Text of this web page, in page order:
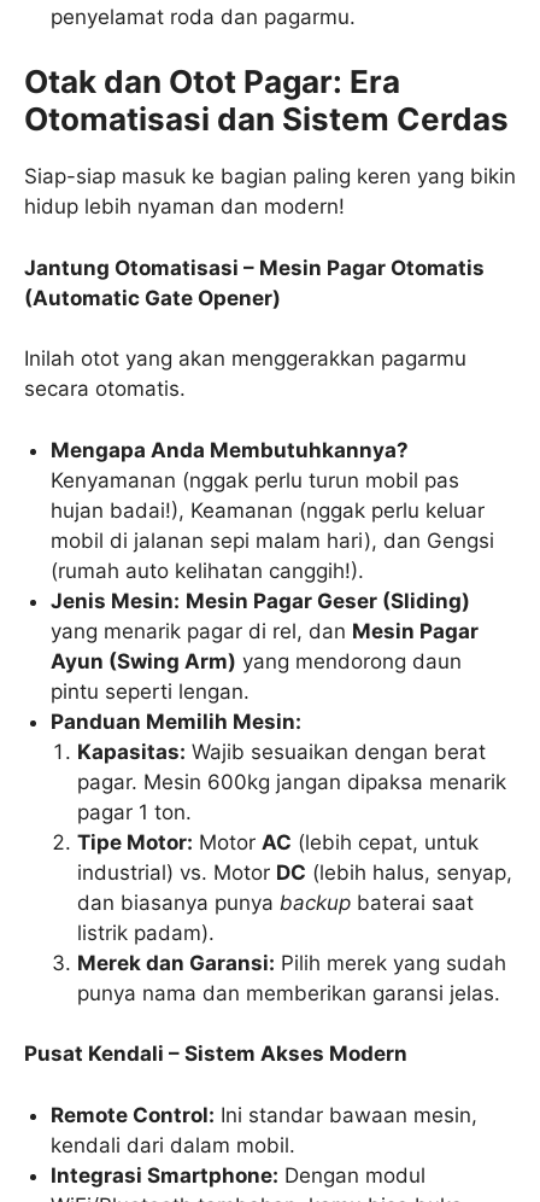
penyelamat roda dan pagarmu.
Otak dan Otot Pagar: Era
Otomatisasi dan Sistem Cerdas
Siap-siap masuk ke bagian paling keren yang bikin
hidup lebih nyaman dan modern!
Jantung Otomatisasi – Mesin Pagar Otomatis
(Automatic Gate Opener)
Inilah otot yang akan menggerakkan pagarmu
secara otomatis.
Mengapa Anda Membutuhkannya?
Kenyamanan (nggak perlu turun mobil pas
hujan badai!), Keamanan (nggak perlu keluar
mobil di jalanan sepi malam hari), dan Gengsi
(rumah auto kelihatan canggih!).
Jenis Mesin: Mesin Pagar Geser (Sliding)
yang menarik pagar di rel, dan Mesin Pagar
Ayun (Swing Arm) yang mendorong daun
pintu seperti lengan.
Panduan Memilih Mesin:
Kapasitas: Wajib sesuaikan dengan berat
pagar. Mesin 600kg jangan dipaksa menarik
pagar 1 ton.
Tipe Motor: Motor AC (lebih cepat, untuk
industrial) vs. Motor DC (lebih halus, senyap,
dan biasanya punya backup baterai saat
listrik padam).
Merek dan Garansi: Pilih merek yang sudah
punya nama dan memberikan garansi jelas.
Pusat Kendali – Sistem Akses Modern
Remote Control: Ini standar bawaan mesin,
kendali dari dalam mobil.
Integrasi Smartphone: Dengan modul